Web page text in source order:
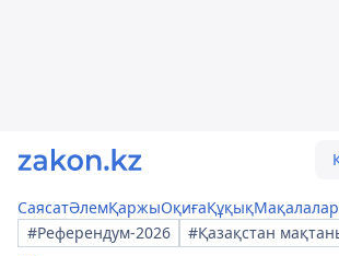
СаясатӘлемҚаржыОқиғаҚұқықМақалалар
#Референдум-2026
#Қазақстан